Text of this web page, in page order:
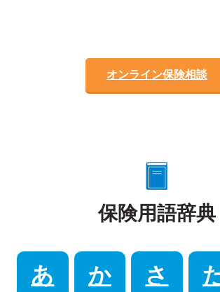
オンライン保険相談
保険用語辞典
あ か さ